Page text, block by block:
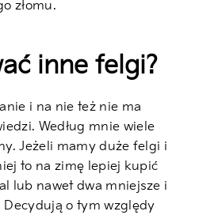
złomu.
inne felgi?
i na nie też nie ma
Według mnie wiele
Jeżeli mamy duże felgi i
to na zimę lepiej kupić
lub nawet dwa mniejsze i
Decydują o tym względy